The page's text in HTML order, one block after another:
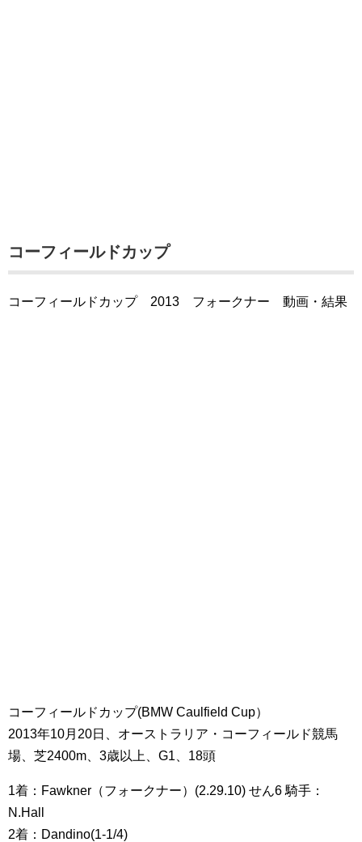
コーフィールドカップ
コーフィールドカップ 2013 フォークナー 動画・結果
コーフィールドカップ(BMW Caulfield Cup）
2013年10月20日、オーストラリア・コーフィールド競馬
場、芝2400m、3歳以上、G1、18頭
1着：Fawkner（フォークナー）(2.29.10) せん6 騎手：
N.Hall
2着：Dandino(1-1/4)